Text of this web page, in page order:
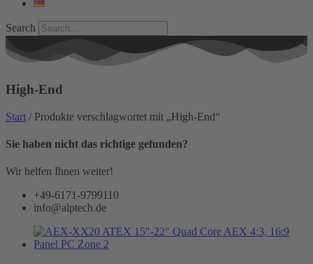
Search
High-End
Start / Produkte verschlagwortet mit „High-End“
Sie haben nicht das richtige gefunden?
Wir helfen Ihnen weiter!
+49-6171-9799110
info@alptech.de